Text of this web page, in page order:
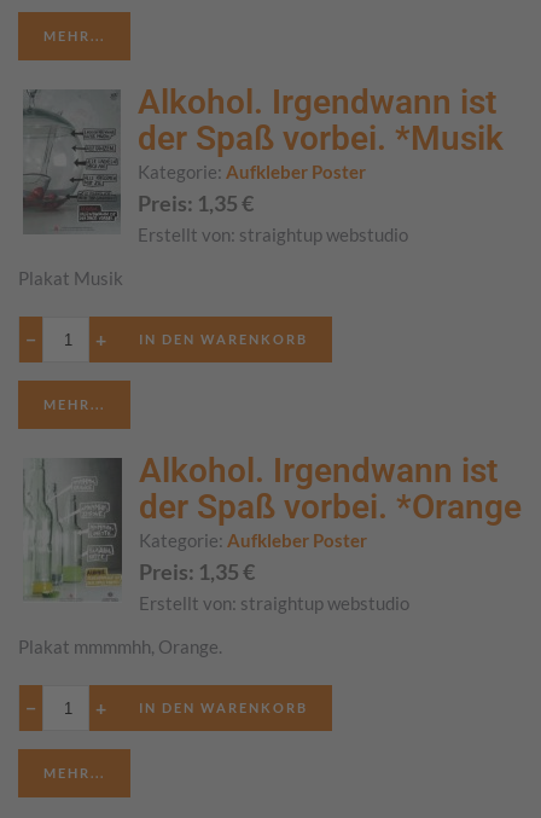
MEHR...
Alkohol. Irgendwann ist
der Spaß vorbei. *Musik
Kategorie: Aufkleber Poster
Preis: 1,35€
Erstellt von: straightup webstudio
Plakat Musik
− +
MEHR...
Alkohol. Irgendwann ist
der Spaß vorbei. *Orange
Kategorie: Aufkleber Poster
Preis: 1,35€
Erstellt von: straightup webstudio
Plakat mmmmhh, Orange.
− +
MEHR...